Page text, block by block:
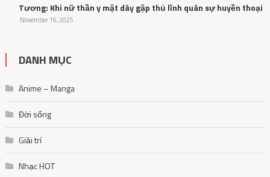
Tương: Khi nữ thần y mặt dày gặp thủ lĩnh quân sự huyền thoại
November 16, 2025
DANH MỤC
Anime – Manga
Đời sống
Giải trí
Nhạc HOT